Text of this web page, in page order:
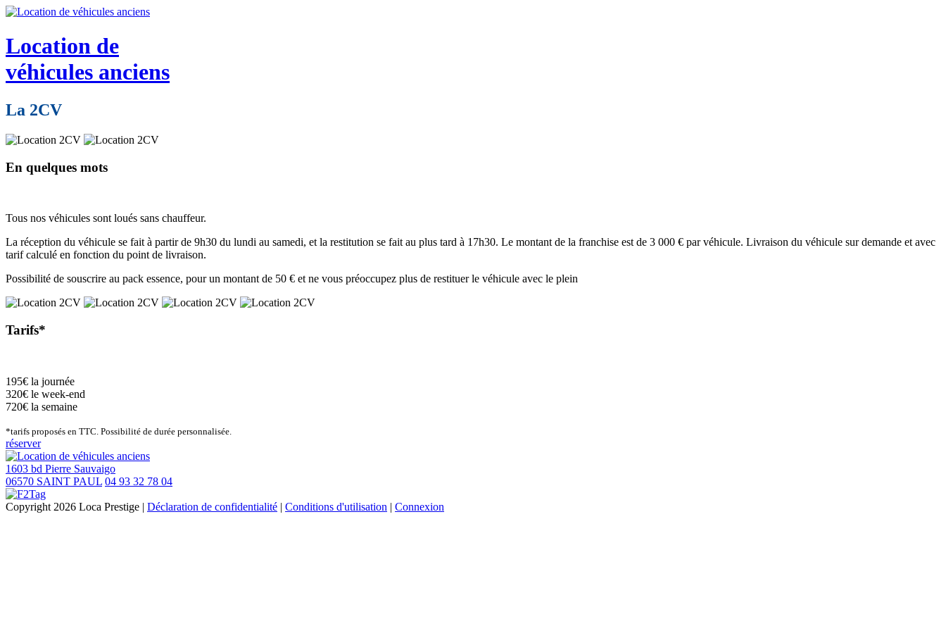
Location de
véhicules anciens
La 2CV
En quelques mots
Tous nos véhicules sont loués sans chauffeur.
La réception du véhicule se fait à partir de 9h30 du lundi au samedi, et la restitution se fait au plus tard à 17h30. Le montant de la franchise est de 3 000 € par véhicule. Livraison du véhicule sur demande et avec
tarif calculé en fonction du point de livraison.
Possibilité de souscrire au pack essence, pour un montant de 50 € et ne vous préoccupez plus de restituer le véhicule avec le plein
Tarifs*
195€ la journée
320€ le week-end
720€ la semaine
*tarifs proposés en TTC. Possibilité de durée personnalisée.
réserver
1603 bd Pierre Sauvaigo
06570 SAINT PAUL 04 93 32 78 04
Copyright 2026 Loca Prestige | Déclaration de confidentialité | Conditions d'utilisation | Connexion